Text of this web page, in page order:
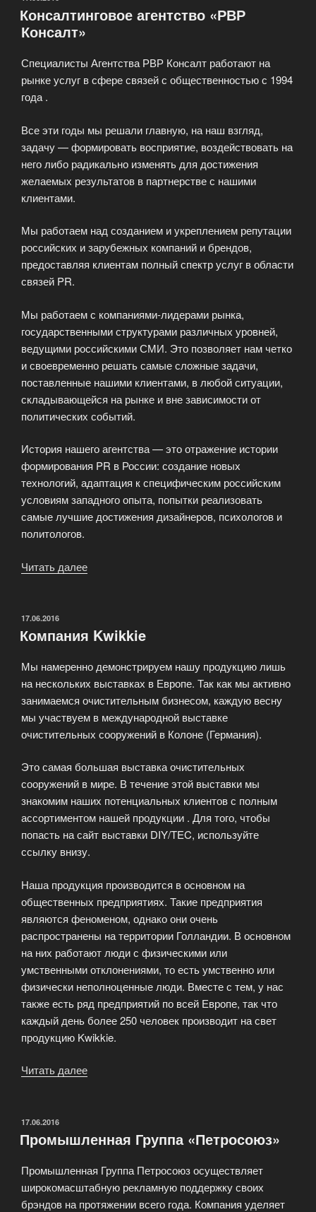
Консалтинговое агентство «РВР
Консалт»
Специалисты Агентства РВР Консалт работают на
рынке услуг в сфере связей с общественностью с 1994
года .
Все эти годы мы решали главную, на наш взгляд,
задачу — формировать восприятие, воздействовать на
него либо радикально изменять для достижения
желаемых результатов в партнерстве с нашими
клиентами.
Мы работаем над созданием и укреплением репутации
российских и зарубежных компаний и брендов,
предоставляя клиентам полный спектр услуг в области
связей PR.
Мы работаем с компаниями-лидерами рынка,
государственными структурами различных уровней,
ведущими российскими СМИ. Это позволяет нам четко
и своевременно решать самые сложные задачи,
поставленные нашими клиентами, в любой ситуации,
складывающейся на рынке и вне зависимости от
политических событий.
История нашего агентства — это отражение истории
формирования PR в России: создание новых
технологий, адаптация к специфическим российским
условиям западного опыта, попытки реализовать
самые лучшие достижения дизайнеров, психологов и
политологов.
Читать далее
ОПУБЛИКОВАНО
17.06.2016
Компания Kwikkie
Мы намеренно демонстрируем нашу продукцию лишь
на нескольких выставках в Европе. Так как мы активно
занимаемся очистительным бизнесом, каждую весну
мы участвуем в международной выставке
очистительных сооружений в Колоне (Германия).
Это самая большая выставка очистительных
сооружений в мире. В течение этой выставки мы
знакомим наших потенциальных клиентов с полным
ассортиментом нашей продукции . Для того, чтобы
попасть на сайт выставки DIY/TEC, используйте
ссылку внизу.
Наша продукция производится в основном на
общественных предприятиях. Такие предприятия
являются феноменом, однако они очень
распространены на территории Голландии. В основном
на них работают люди с физическими или
умственными отклонениями, то есть умственно или
физически неполноценные люди. Вместе с тем, у нас
также есть ряд предприятий по всей Европе, так что
каждый день более 250 человек производит на свет
продукцию Kwikkie.
Читать далее
ОПУБЛИКОВАНО
17.06.2016
Промышленная Группа «Петросоюз»
Промышленная Группа Петросоюз осуществляет
широкомасштабную рекламную поддержку своих
брэндов на протяжении всего года. Компания уделяет